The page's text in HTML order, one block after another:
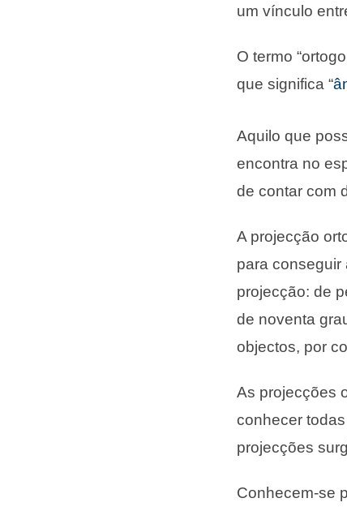
um vínculo
O termo
que significa “
Aquilo que
encontra no
de contar com
A projecção
para conseguir
projecção: de
de noventa
objectos, por
As projecções
conhecer
projecções
Conhecem-se